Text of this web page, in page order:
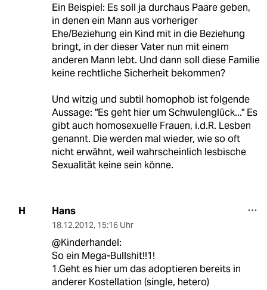
Ein Beispiel: Es soll ja durchaus Paare geben,
in denen ein Mann aus vorheriger
Ehe/Beziehung ein Kind mit in die Beziehung
bringt, in der dieser Vater nun mit einem
anderen Mann lebt. Und dann soll diese Familie
keine rechtliche Sicherheit bekommen?
Und witzig und subtil homophob ist folgende
Aussage: "Es geht hier um Schwulenglück..." Es
gibt auch homosexuelle Frauen, i.d.R. Lesben
genannt. Die werden mal wieder, wie so oft
nicht erwähnt, weil wahrscheinlich lesbische
Sexualität keine sein könne.
H Hans
18.12.2012, 15:16 Uhr
@Kinderhandel:
So ein Mega-Bullshit!!1!
1.Geht es hier um das adoptieren bereits in
anderer Kostellation (single, hetero)